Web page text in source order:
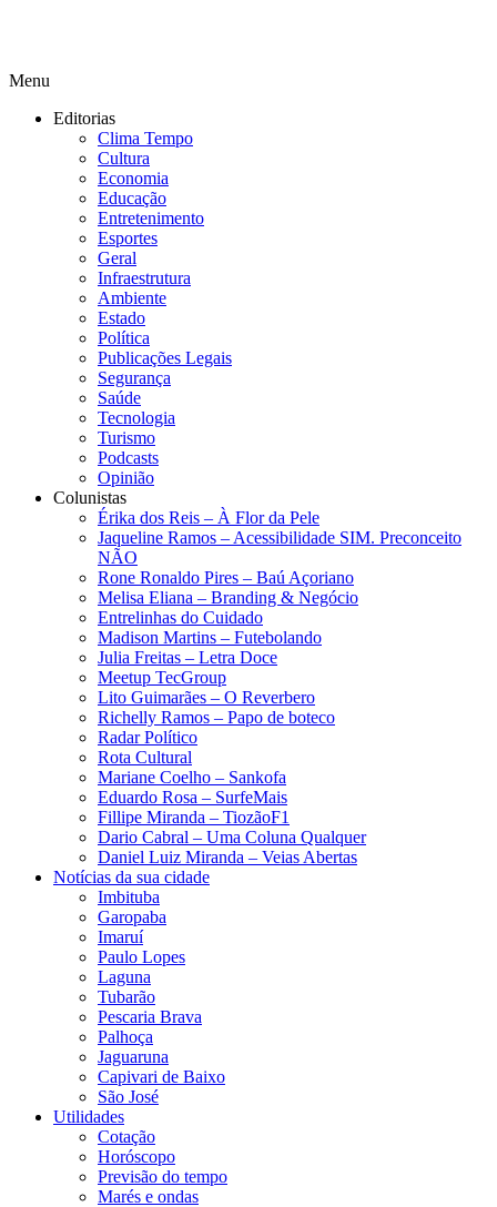
Menu
Editorias
Clima Tempo
Cultura
Economia
Educação
Entretenimento
Esportes
Geral
Infraestrutura
Ambiente
Estado
Política
Publicações Legais
Segurança
Saúde
Tecnologia
Turismo
Podcasts
Opinião
Colunistas
Érika dos Reis​ – À Flor da Pele
Jaqueline Ramos – Acessibilidade SIM. Preconceito
NÃO
Rone Ronaldo Pires – Baú Açoriano
Melisa Eliana – Branding & Negócio
Entrelinhas do Cuidado
Madison Martins – Futebolando
Julia Freitas​ – Letra Doce
Meetup TecGroup
Lito Guimarães – O Reverbero
Richelly Ramos​ – Papo de boteco
Radar Político
Rota Cultural
Mariane Coelho – Sankofa
Eduardo Rosa​ – SurfeMais
Fillipe Miranda – TiozãoF1
Dario Cabral – Uma Coluna Qualquer
Daniel Luiz Miranda – Veias Abertas
Notícias da sua cidade
Imbituba
Garopaba
Imaruí
Paulo Lopes
Laguna
Tubarão
Pescaria Brava
Palhoça
Jaguaruna
Capivari de Baixo
São José
Utilidades
Cotação
Horóscopo
Previsão do tempo
Marés e ondas